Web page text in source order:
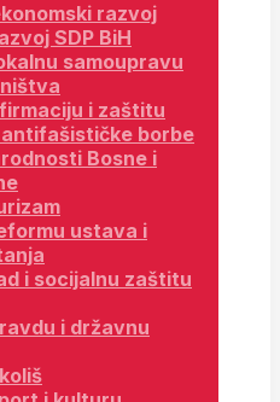
razvoj
SDP BiH
samoupravu
i zaštitu
borbe
Bosne i
ustava i
i socijalnu zaštitu
i državnu